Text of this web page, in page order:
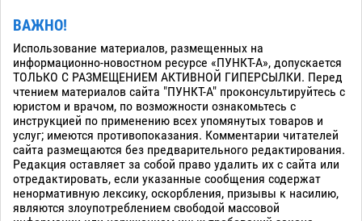
ВАЖНО!
Использование материалов, размещенных на
информационно-новостном ресурсе «ПУНКТ-А», допускается
ТОЛЬКО С РАЗМЕЩЕНИЕМ АКТИВНОЙ ГИПЕРСЫЛКИ. Перед
чтением материалов сайта "ПУНКТ-А" проконсультируйтесь с
юристом и врачом, по возможности ознакомьтесь с
инструкцией по применению всех упомянутых товаров и
услуг; имеются противопоказания. Комментарии читателей
сайта размещаются без предварительного редактирования.
Редакция оставляет за собой право удалить их с сайта или
отредактировать, если указанные сообщения содержат
ненормативную лексику, оскорбления, призывы к насилию,
являются злоупотреблением свободой массовой